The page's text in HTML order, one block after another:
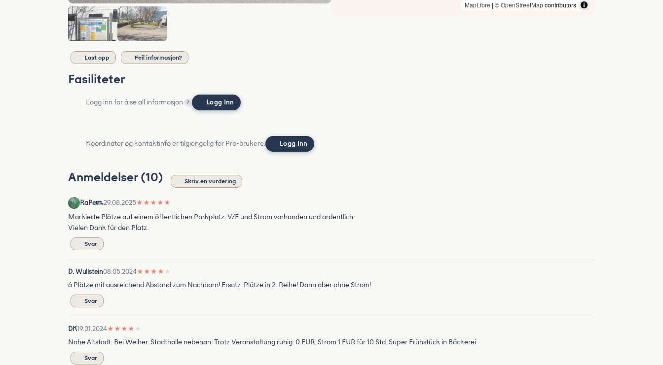
MapLibre | ©OpenStreetMapcontributors
Last opp Feil informasjon?
Fasiliteter
Logg inn for å se all informasjon ? Logg Inn
Koordinater og kontaktinfo er tilgjengelig for Pro-brukere. Logg Inn
Anmeldelser (10) Skriv en vurdering
RaPe 29.08.2025★ ★ ★ ★ ★
Markierte Plätze auf einem öffentlichen Parkplatz. V/E und Strom vorhanden und ordentlich.
Vielen Dank für den Platz.
Svar
D. Wullstein08.05.2024★ ★ ★ ★ ★
6 Plätze mit ausreichend Abstand zum Nachbarn! Ersatz-Plätze in 2. Reihe! Dann aber ohne Strom!
Svar
DK19.01.2024★ ★ ★ ★ ★
Nahe Altstadt. Bei Weiher. Stadthalle nebenan. Trotz Veranstaltung ruhig. 0 EUR. Strom 1 EUR für 10 Std. Super Frühstück in Bäckerei
Svar